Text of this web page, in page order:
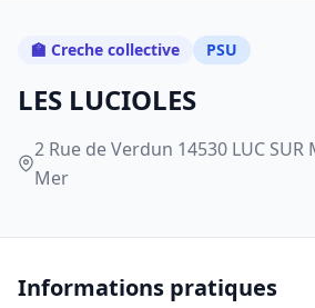
🏫 Creche collective PSU
LES LUCIOLES
2 Rue de Verdun 14530 LUC SUR
Mer
Informations pratiques